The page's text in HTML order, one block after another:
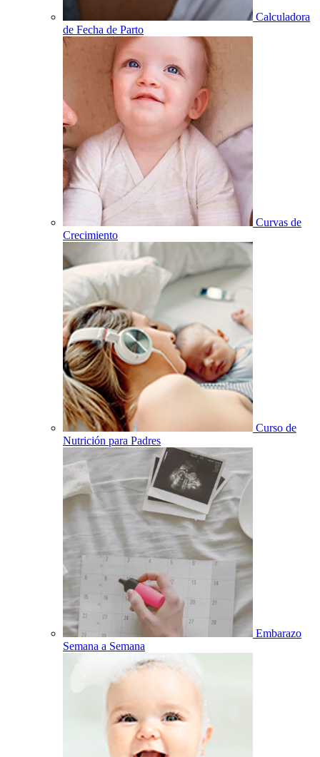
Calculadora
de Fecha de Parto
Curvas de
Crecimiento
Curso de
Nutrición para Padres
Embarazo
Semana a Semana